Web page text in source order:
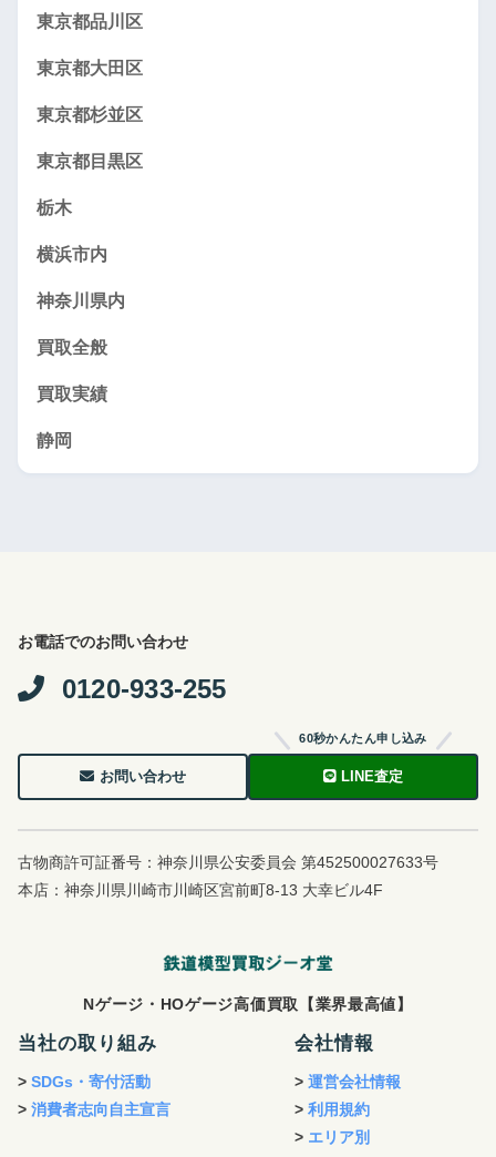
東京都品川区
東京都大田区
東京都杉並区
東京都目黒区
栃木
横浜市内
神奈川県内
買取全般
買取実績
静岡
お電話でのお問い合わせ
0120-933-255
お問い合わせ
60秒かんたん申し込み
LINE査定
古物商許可証番号：神奈川県公安委員会 第452500027633号
本店：神奈川県川崎市川崎区宮前町8-13 大幸ビル4F
Nゲージ・HOゲージ高価買取【業界最高値】
当社の取り組み
> SDGs・寄付活動
> 消費者志向自主宣言
会社情報
> 運営会社情報
> 利用規約
> エリア別